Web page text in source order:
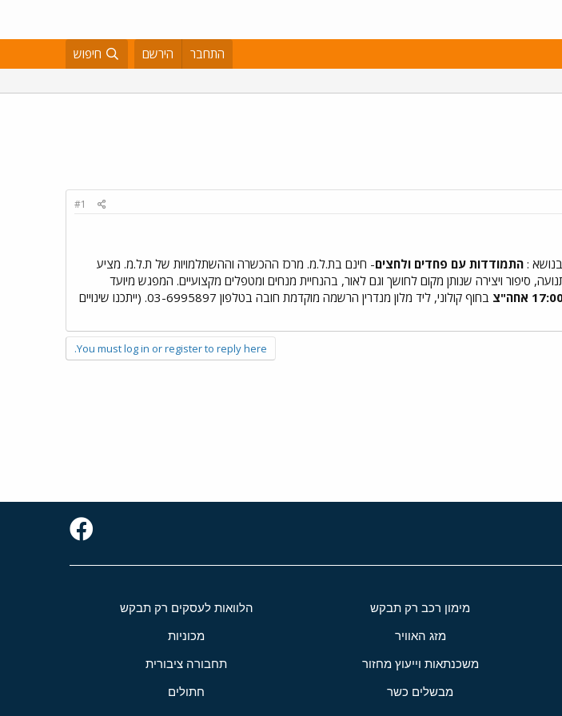
התחבר הירשם חיפוש
#1
: התמודדות עם פחדים ולחצים- חינם בת.ל.מ. מרכז ההכשרה וההשתלמויות של ת.ל.מ. מציע
סיפור ויצירה שנותן מקום לחושך וגם לאור, בהנחיית מנחים ומטפלים מקצועיים. המפגש מיועד
בחוף קולוני, ליד מלון מנדרין הרשמה מוקדמת חובה בטלפון 03-6995897. (ייתכנו שינויים
You must log in or register to reply here.
מימון רכב רק תבקש הלוואות לעסקים רק תבקש
מזג האוויר מכוניות
משכנתאות וייעוץ מחזור תחבורה ציבורית
מבשלים כשר חתולים